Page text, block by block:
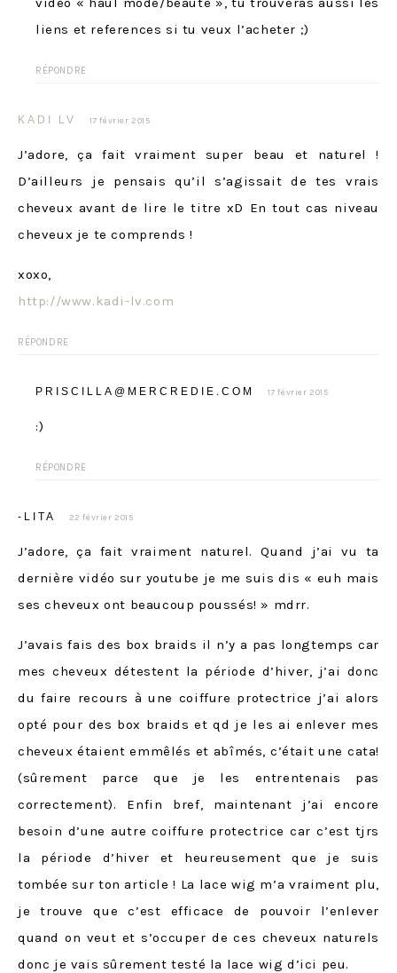
liens et references si tu veux l’acheter ;)
RÉPONDRE
KADI LV 17 février 2015
J’adore, ça fait vraiment super beau et naturel !
D’ailleurs je pensais qu’il s’agissait de tes vrais
cheveux avant de lire le titre xD En tout cas niveau
cheveux je te comprends !
xoxo,
http://www.kadi-lv.com
RÉPONDRE
PRISCILLA@MERCREDIE.COM 17 février 2015
:)
RÉPONDRE
-LITA 22 février 2015
J’adore, ça fait vraiment naturel. Quand j’ai vu ta
dernière vidéo sur youtube je me suis dis « euh mais
ses cheveux ont beaucoup poussés! » mdrr.
J’avais fais des box braids il n’y a pas longtemps car
mes cheveux détestent la période d’hiver, j’ai donc
du faire recours à une coiffure protectrice j’ai alors
opté pour des box braids et qd je les ai enlever mes
cheveux étaient emmêlés et abîmés, c’était une cata!
(sûrement parce que je les entrentenais pas
correctement). Enfin bref, maintenant j’ai encore
besoin d’une autre coiffure protectrice car c’est tjrs
la période d’hiver et heureusement que je suis
tombée sur ton article ! La lace wig m’a vraiment plu,
je trouve que c’est efficace de pouvoir l’enlever
quand on veut et s’occuper de ces cheveux naturels
donc je vais sûrement testé la lace wig d’ici peu.